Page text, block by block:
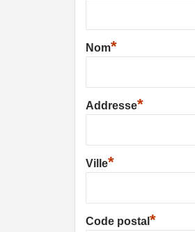
Nom*
Addresse*
Ville*
Code postal *